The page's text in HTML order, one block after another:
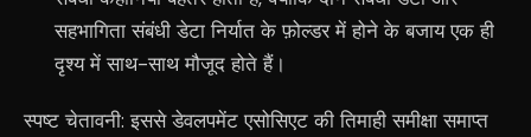
सहभागिता संबंधी डेटा निर्यात के फ़ोल्डर में होने के बजाय एक ही
दृश्य में साथ-साथ मौजूद होते हैं।
स्पष्ट चेतावनी: इससे डेवलपमेंट एसोसिएट की तिमाही समीक्षा समाप्त